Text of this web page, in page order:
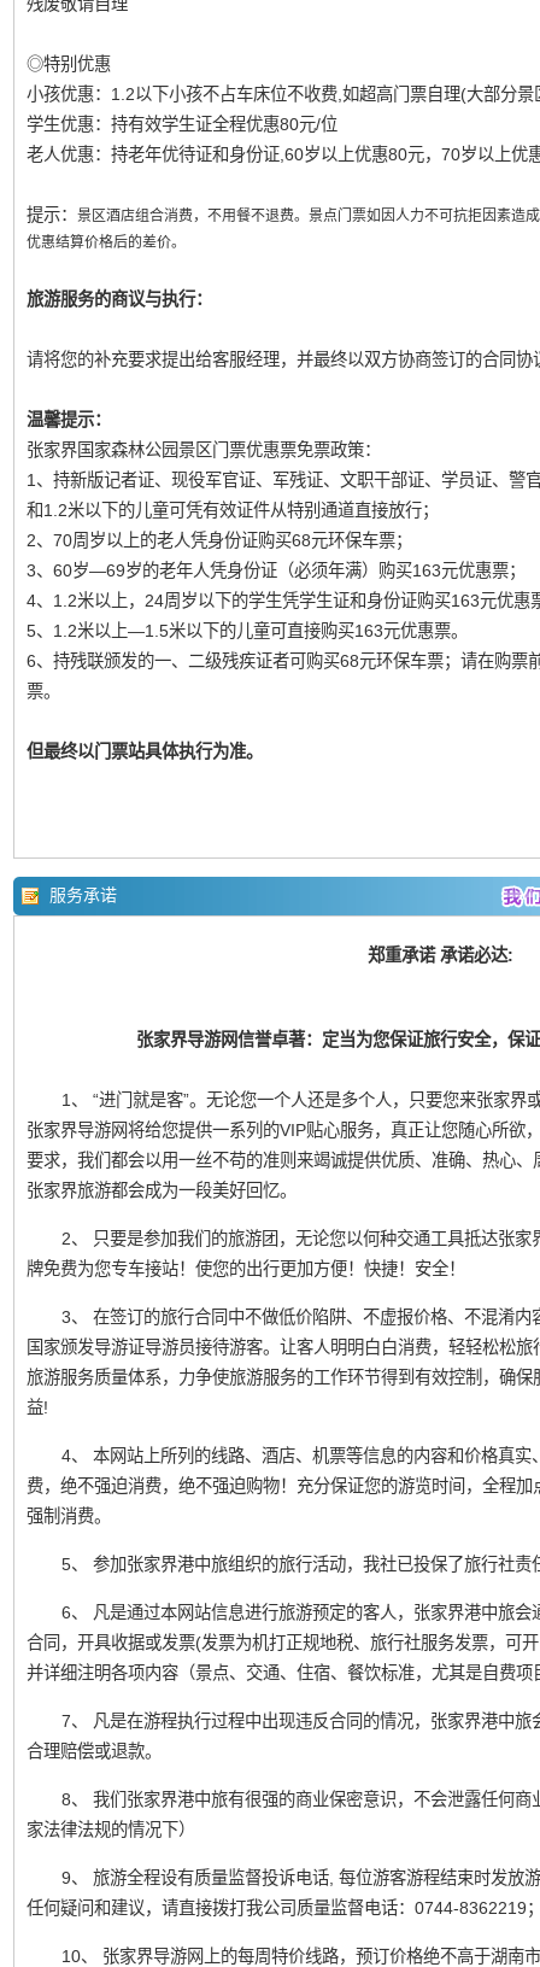
◎特别优惠
小孩优惠：1.2以下小孩不占车床位不收费,如超高门票自理(大部分景
学生优惠：持有效学生证全程优惠80元/位
老人优惠：持老年优待证和身份证,60岁以上优惠80元，70岁以上优
提示： 景区酒店组合消费，不用餐不退费。景点门票如因人力不可抗拒因素造
优惠结算价格后的差价。
旅游服务的商议与执行：
请将您的补充要求提出给客服经理，并最终以双方协商签订的合同协
温馨提示：
张家界国家森林公园景区门票优惠票免票政策：
1、持新版记者证、现役军官证、军残证、文职干部证、学员证、警
和1.2米以下的儿童可凭有效证件从特别通道直接放行；
2、70周岁以上的老人凭身份证购买68元环保车票；
3、60岁—69岁的老年人凭身份证（必须年满）购买163元优惠票；
4、1.2米以上，24周岁以下的学生凭学生证和身份证购买163元优惠
5、1.2米以上—1.5米以下的儿童可直接购买163元优惠票。
6、持残联颁发的一、二级残疾证者可购买68元环保车票；请在购票
票。
但最终以门票站具体执行为准。
服务承诺
郑重承诺 承诺必达:
张家界导游网信誉卓著：定当为您保证旅行安全，保
1、 “进门就是客”。无论您一个人还是多个人，只要您来张家
张家界导游网将给您提供一系列的VIP贴心服务，真正让您随心所欲
要求，我们都会以用一丝不苟的准则来竭诚提供优质、准确、热心
张家界旅游都会成为一段美好回忆。
2、 只要是参加我们的旅游团，无论您以何种交通工具抵达张
牌免费为您专车接站！使您的出行更加方便！快捷！安全！
3、 在签订的旅行合同中不做低价陷阱、不虚报价格、不混淆
国家颁发导游证导游员接待游客。让客人明明白白消费，轻轻松松
旅游服务质量体系，力争使旅游服务的工作环节得到有效控制，确
益!
4、 本网站上所列的线路、酒店、机票等信息的内容和价格真
费，绝不强迫消费，绝不强迫购物！充分保证您的游览时间，全程
强制消费。
5、 参加张家界港中旅组织的旅行活动，我社已投保了旅行社责
6、 凡是通过本网站信息进行旅游预定的客人，张家界港中旅
合同，开具收据或发票(发票为机打正规地税、旅行社服务发票，可
并详细注明各项内容（景点、交通、住宿、餐饮标准，尤其是自费
7、 凡是在游程执行过程中出现违反合同的情况，张家界港中
合理赔偿或退款。
8、 我们张家界港中旅有很强的商业保密意识，不会泄露任何
家法律法规的情况下）
9、 旅游全程设有质量监督投诉电话, 每位游客游程结束时发放
任何疑问和建议，请直接拨打我公司质量监督电话：0744-8362219
10、 张家界导游网上的每周特价线路，预订价格绝不高于湖南